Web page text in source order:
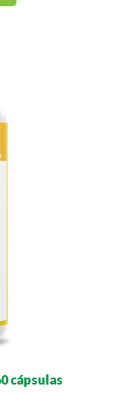
cápsulas